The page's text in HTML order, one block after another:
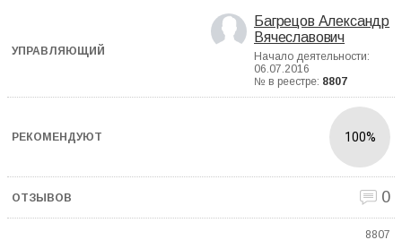
Багрецов Александр
Вячеславович
Начало деятельности:
06.07.2016
№ в реестре: 8807
100%
0
8807